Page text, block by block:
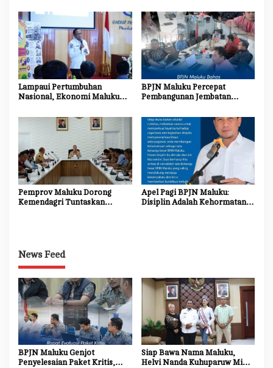
Percepat Progres Proyek
Masyarakat
Lampaui Pertumbuhan
Nasional, Ekonomi Maluku
Triwulan II 2026
BPJN Maluku Percepat
Pembangunan Jembatan
Ambalau, Wujud Nyata
Menghubungkan Harapan
Masyarakat Kepulauan
Pemprov Maluku Dorong
Kemendagri Tuntaskan
Apel Pagi BPJN Maluku:
Disiplin Adalah Kehormatan,
News Feed
BPJN Maluku Genjot
Penyelesaian Paket Kritis,
Siap Bawa Nama Maluku,
Helvi Nanda Kuhuparuw Minta